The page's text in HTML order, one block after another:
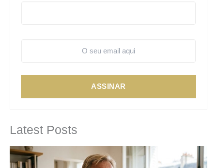
ASSINAR
Latest Posts